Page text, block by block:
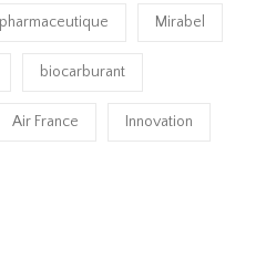
Mirabel
biocarburant
Air France Innovation